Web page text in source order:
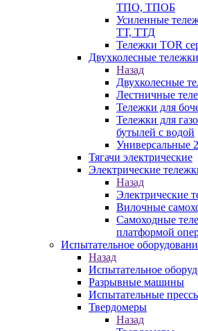
ТПО, ТПОБ
Усиленные
ТТ, ТТД
Тележки TOR
Двухколесные тележки
Назад
Двухколесные
Лестничные
Тележки для
Тележки для
бутылей с водой
Универсальные
Тягачи электрические
Электрические
Назад
Электрические
Вилочные
Самоходные
платформой
Испытательное
Назад
Испытательное
Разрывные машины
Испытательные
Твердомеры
Назад